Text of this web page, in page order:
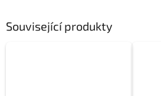
Související produkty